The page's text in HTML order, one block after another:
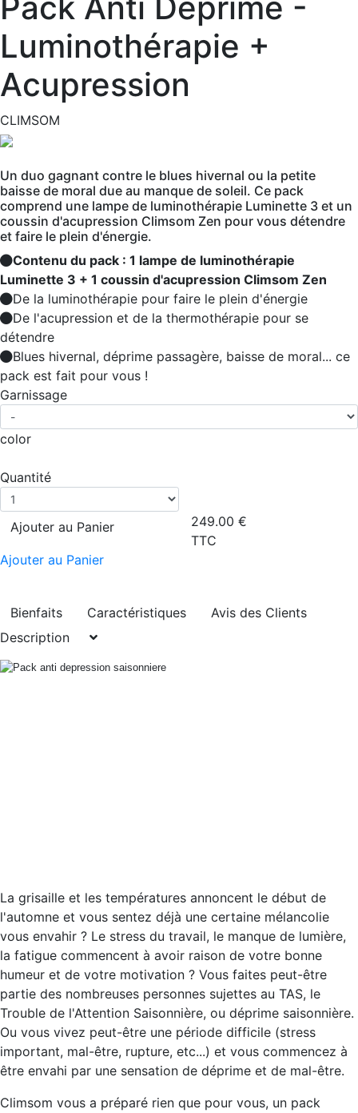
Luminothérapie +
Acupression
CLIMSOM
Un duo gagnant contre le blues hivernal ou la petite
baisse de moral due au manque de soleil. Ce pack
comprend une lampe de luminothérapie Luminette 3 et un
coussin d'acupression Climsom Zen pour vous détendre
et faire le plein d'énergie.
Contenu du pack : 1 lampe de luminothérapie
Luminette 3 + 1 coussin d'acupression Climsom Zen
De la luminothérapie pour faire le plein d'énergie
De l'acupression et de la thermothérapie pour se
détendre
Blues hivernal, déprime passagère, baisse de moral... ce
pack est fait pour vous !
Garnissage
color
Quantité
Ajouter au Panier
Ajouter au Panier
249.00 €
TTC
Bienfaits Caractéristiques
Avis des Clients
Description
La grisaille et les températures annoncent le début de
l'automne et vous sentez déjà une certaine mélancolie
vous envahir ? Le stress du travail, le manque de lumière,
la fatigue commencent à avoir raison de votre bonne
humeur et de votre motivation ? Vous faites peut-être
partie des nombreuses personnes sujettes au TAS, le
Trouble de l'Attention Saisonnière, ou déprime saisonnière.
Ou vous vivez peut-être une période difficile (stress
important, mal-être, rupture, etc...) et vous commencez à
être envahi par une sensation de déprime et de mal-être.
Climsom vous a préparé rien que pour vous, un pack